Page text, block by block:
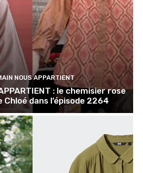
NOUS APPARTIENT
: le chemisier rose
dans l’épisode 2264